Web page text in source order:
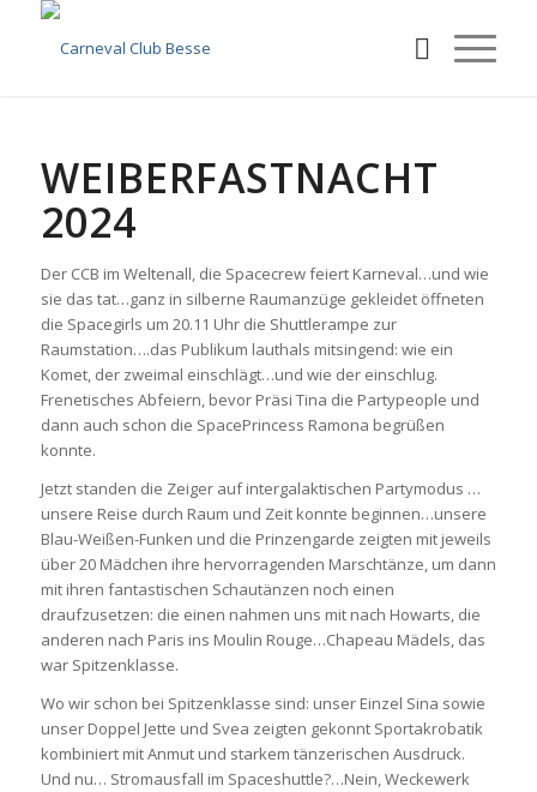
WEIBERFASTNACHT
2024
Der CCB im Weltenall, die Spacecrew feiert Karneval…und wie
sie das tat…ganz in silberne Raumanzüge gekleidet öffneten
die Spacegirls um 20.11 Uhr die Shuttlerampe zur
Raumstation….das Publikum lauthals mitsingend: wie ein
Komet, der zweimal einschlägt…und wie der einschlug.
Frenetisches Abfeiern, bevor Präsi Tina die Partypeople und
dann auch schon die SpacePrincess Ramona begrüßen
konnte.
Jetzt standen die Zeiger auf intergalaktischen Partymodus …
unsere Reise durch Raum und Zeit konnte beginnen…unsere
Blau-Weißen-Funken und die Prinzengarde zeigten mit jeweils
über 20 Mädchen ihre hervorragenden Marschtänze, um dann
mit ihren fantastischen Schautänzen noch einen
draufzusetzen: die einen nahmen uns mit nach Howarts, die
anderen nach Paris ins Moulin Rouge…Chapeau Mädels, das
war Spitzenklasse.
Wo wir schon bei Spitzenklasse sind: unser Einzel Sina sowie
unser Doppel Jette und Svea zeigten gekonnt Sportakrobatik
kombiniert mit Anmut und starkem tänzerischen Ausdruck.
Und nu… Stromausfall im Spaceshuttle?…Nein, Weckewerk